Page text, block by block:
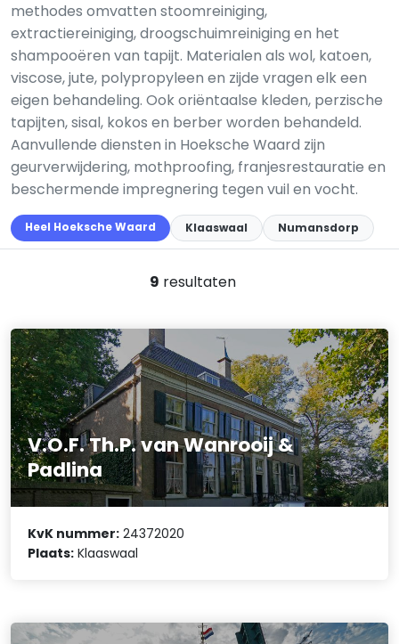
methodes omvatten stoomreiniging,
extractiereiniging, droogschuimreiniging en het
shampooëren van tapijt. Materialen als wol, katoen,
viscose, jute, polypropyleen en zijde vragen elk een
eigen behandeling. Ook oriëntaalse kleden, perzische
tapijten, sisal, kokos en berber worden behandeld.
Aanvullende diensten in Hoeksche Waard zijn
geurverwijdering, mothproofing, franjesrestauratie en
beschermende impregnering tegen vuil en vocht.
Heel Hoeksche Waard Klaaswaal Numansdorp
9 resultaten
V.O.F. Th.P. van Wanrooij &
Padlina
KvK nummer: 24372020
Plaats: Klaaswaal